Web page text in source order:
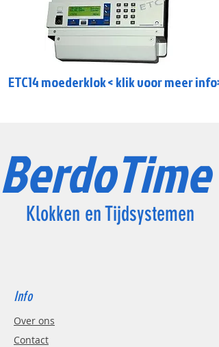
ETC14 moederklok < klik voor meer info>
Klokken en Tijdsystemen
BerdoTime
Info
Over ons
Contact